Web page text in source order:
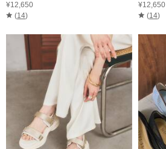
¥12,650
(14)
¥12,650
(14)